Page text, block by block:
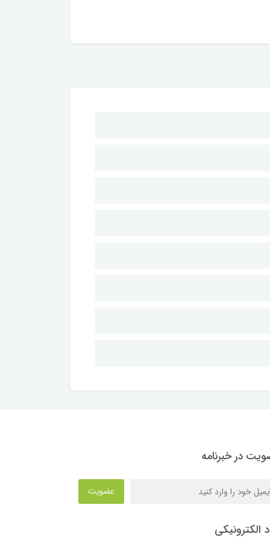
در خبرنامه
عضویت
الکترونیکی